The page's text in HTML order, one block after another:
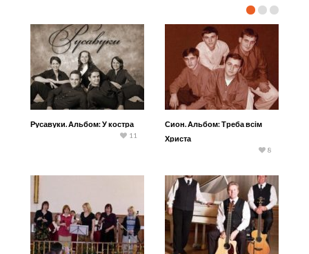
Русавуки. Альбом: У костра
11
Сион. Альбом: Треба всім
Христа
8